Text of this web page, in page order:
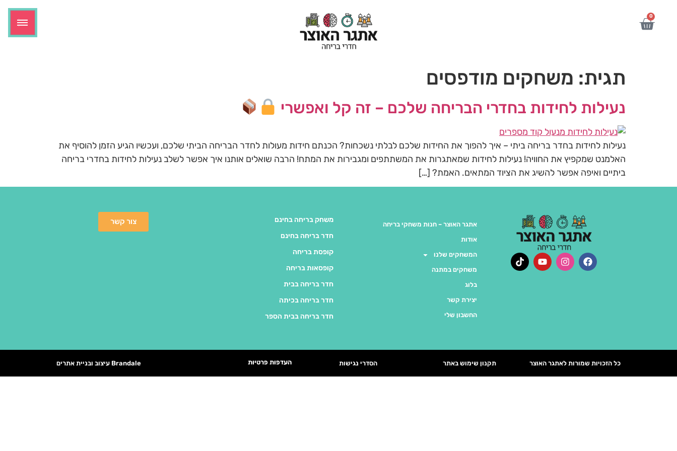
0
תגית: משחקים מודפסים
נעילות לחידות בחדרי הבריחה שלכם – זה קל ואפשרי
נעילות לחידות בחדר בריחה ביתי – איך להפוך את החידות שלכם לבלתי נשכחות? הכנתם חידות מעולות לחדר הבריחה הביתי שלכם, ועכשיו הגיע הזמן להוסיף את
האלמנט שמקפיץ את החוויה! נעילות לחידות שמאתגרות את המשתתפים ומגבירות את המתח! הרבה שואלים אותנו איך אפשר לשלב נעילות לחידות בחדרי בריחה
ביתיים ואיפה אפשר להשיג את הציוד המתאים. האמת? […]
אתגר האוצר – חנות משחקי בריחה
אודות
המשחקים שלנו
משחקים במתנה
בלוג
יצירת קשר
החשבון שלי
משחק בריחה בחינם
חדר בריחה בחינם
קופסת בריחה
קופסאות בריחה
חדר בריחה בבית
חדר בריחה בכיתה
חדר בריחה בבית הספר
צור קשר
כל הזכויות שמורות לאתגר האוצר תקנון שימוש באתר הסדרי נגישות העדפות פרטיות Brandale עיצוב ובניית אתרים